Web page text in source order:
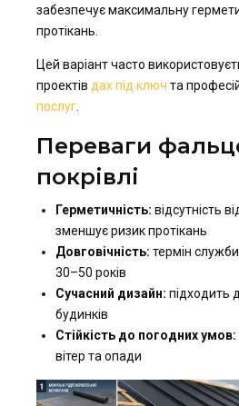
забезпечує максимальну
протікань.
Цей варіант часто
проектів дах під ключ та
послуг
Переваги
покрівлі
Герметичність: відсутність
зменшує ризик протікань
Довговічність: термін
30–50 років
Сучасний дизайн: підходить
будинків
Стійкість до погодних умов:
вітер та опади